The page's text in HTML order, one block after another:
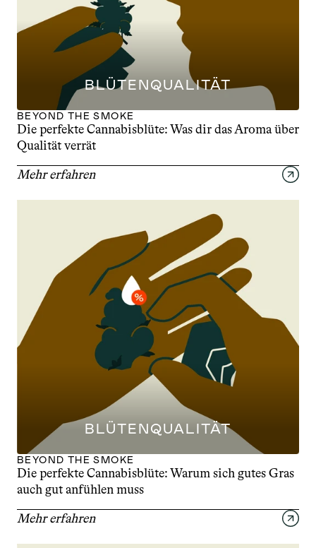
BLÜTENQUALITÄT
BEYOND THE SMOKE
Die perfekte Cannabisblüte: Was dir das Aroma über
Qualität verrät
Mehr erfahren
BLÜTENQUALITÄT
BEYOND THE SMOKE
Die perfekte Cannabisblüte: Warum sich gutes Gras
auch gut anfühlen muss
Mehr erfahren